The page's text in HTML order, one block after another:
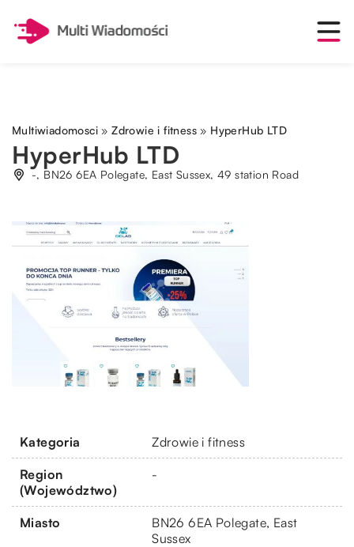
Multiwiadomosci »Zdrowie i fitness » HyperHub LTD
HyperHub LTD
-, BN26 6EA Polegate, East Sussex, 49 station Road
Kategoria Zdrowie i fitness
Region
(Województwo)
-
Miasto
BN26 6EA Polegate, East
Sussex